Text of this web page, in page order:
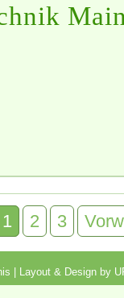
1 2 3
| Layout & Design by